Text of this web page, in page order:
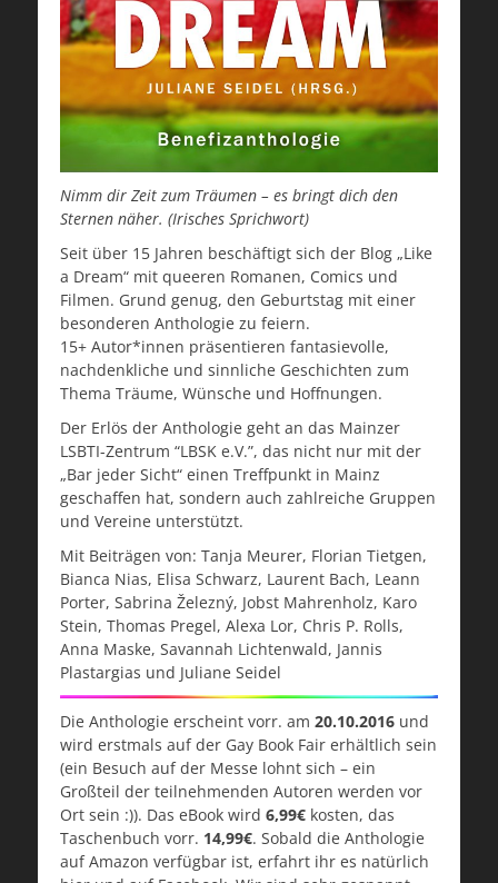
Nimm dir Zeit zum Träumen – es bringt dich den
Sternen näher. (Irisches Sprichwort)
Seit über 15 Jahren beschäftigt sich der Blog „Like
a Dream“ mit queeren Romanen, Comics und
Filmen. Grund genug, den Geburtstag mit einer
besonderen Anthologie zu feiern.
15+ Autor*innen präsentieren fantasievolle,
nachdenkliche und sinnliche Geschichten zum
Thema Träume, Wünsche und Hoffnungen.
Der Erlös der Anthologie geht an das Mainzer
LSBTI-Zentrum “LBSK e.V.”, das nicht nur mit der
„Bar jeder Sicht“ einen Treffpunkt in Mainz
geschaffen hat, sondern auch zahlreiche Gruppen
und Vereine unterstützt.
Mit Beiträgen von: Tanja Meurer, Florian Tietgen,
Bianca Nias, Elisa Schwarz, Laurent Bach, Leann
Porter, Sabrina Železný, Jobst Mahrenholz, Karo
Stein, Thomas Pregel, Alexa Lor, Chris P. Rolls,
Anna Maske, Savannah Lichtenwald, Jannis
Plastargias und Juliane Seidel
Die Anthologie erscheint vorr. am 20.10.2016 und
wird erstmals auf der Gay Book Fair erhältlich sein
(ein Besuch auf der Messe lohnt sich – ein
Großteil der teilnehmenden Autoren werden vor
Ort sein :)). Das eBook wird 6,99€ kosten, das
Taschenbuch vorr. 14,99€. Sobald die Anthologie
auf Amazon verfügbar ist, erfahrt ihr es natürlich